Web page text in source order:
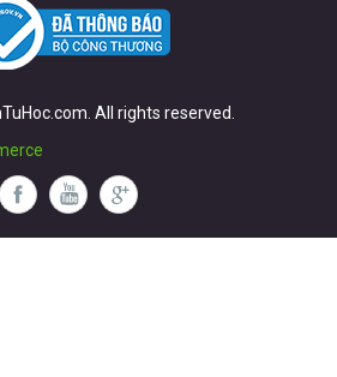
All rights reserved.